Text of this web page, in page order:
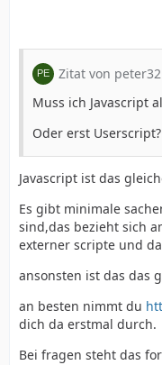
Zitat von
Muss ich Javascript
Oder erst Userscript?
Javascript ist das
Es gibt minimale
sind,das bezieht sich
externer scripte und
ansonsten ist das das
an besten nimmt du
dich da erstmal durch.
Bei fragen steht das